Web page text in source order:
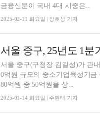
금융신문이 국내 4대 시중은...
2025-02-11 화요일 | 장호성 기자
서울 중구, 25년도 1
서울 중구(구청장 김길성)가 관
0억원 규모의 중소기업육성기금 융자를 지원
80억원 중 50억원을 상...
2025-01-14 화요일 | 주현태 기자